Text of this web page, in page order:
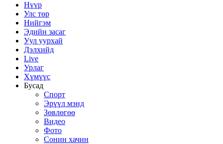
Нүүр
Улс төр
Нийгэм
Эдийн засаг
Уул уурхай
Дэлхийд
Live
Урлаг
Хүмүүс
Бусад
Спорт
Эрүүл мэнд
Зөвлөгөө
Видео
Фото
Сонин хачин